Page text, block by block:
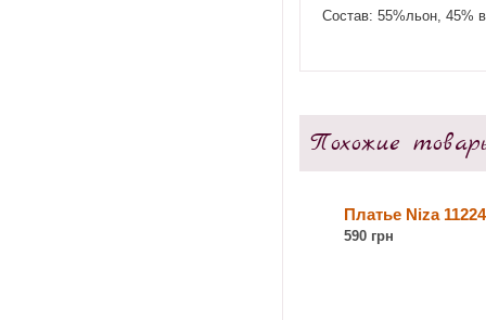
Состав: 55%льон, 45%
Похожие
Платье Niza
590 грн